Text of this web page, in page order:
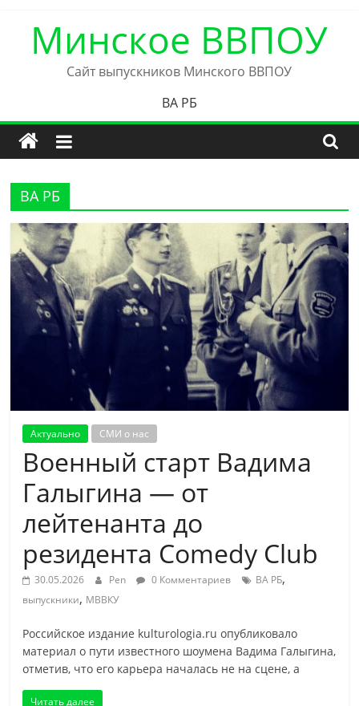
contentМинское ВВПОУ
Сайт выпускников Минского ВВПОУ
ВА РБ
ВА РБ
Актуально СМИ о нас
Военный старт Вадима
Галыгина — от
лейтенанта до
резидента Comedy Club
30.05.2026 Pen 0 Комментариев ВА РБ,
выпускники, МВВКУ
Российское издание kulturologia.ru опубликовало
материал о пути известного шоумена Вадима Галыгина,
отметив, что его карьера началась не на сцене, а
Читать далее